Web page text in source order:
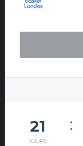
21
JOURS